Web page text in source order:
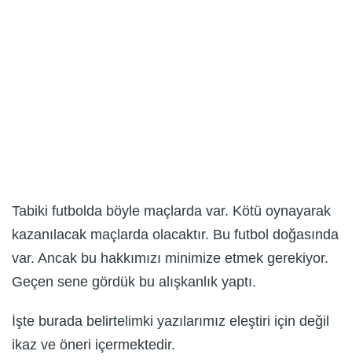
Tabiki futbolda böyle maçlarda var. Kötü oynayarak
kazanılacak maçlarda olacaktır. Bu futbol doğasında
var. Ancak bu hakkımızı minimize etmek gerekiyor.
Geçen sene gördük bu alışkanlık yaptı.
İşte burada belirtelimki yazılarımız eleştiri için değil
ikaz ve öneri içermektedir.